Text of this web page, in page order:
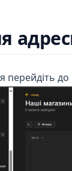
перейдіть до